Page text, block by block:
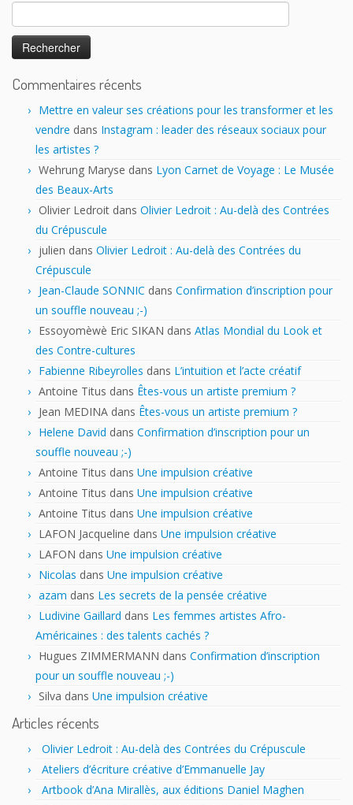
Rechercher :
Commentaires récents
Mettre en valeur ses créations pour les transformer et les
vendre dans Instagram : leader des réseaux sociaux pour
les artistes ?
Wehrung Maryse dans Lyon Carnet de Voyage : Le Musée
des Beaux-Arts
Olivier Ledroit dans Olivier Ledroit : Au-delà des Contrées
du Crépuscule
julien dans Olivier Ledroit : Au-delà des Contrées du
Crépuscule
Jean-Claude SONNIC dans Confirmation d’inscription pour
un souffle nouveau ;-)
Essoyomèwè Eric SIKAN dans Atlas Mondial du Look et
des Contre-cultures
Fabienne Ribeyrolles dans L’intuition et l’acte créatif
Antoine Titus dans Êtes-vous un artiste premium ?
Jean MEDINA dans Êtes-vous un artiste premium ?
Helene David dans Confirmation d’inscription pour un
souffle nouveau ;-)
Antoine Titus dans Une impulsion créative
Antoine Titus dans Une impulsion créative
Antoine Titus dans Une impulsion créative
LAFON Jacqueline dans Une impulsion créative
LAFON dans Une impulsion créative
Nicolas dans Une impulsion créative
azam dans Les secrets de la pensée créative
Ludivine Gaillard dans Les femmes artistes Afro-
Américaines : des talents cachés ?
Hugues ZIMMERMANN dans Confirmation d’inscription
pour un souffle nouveau ;-)
Silva dans Une impulsion créative
Articles récents
Olivier Ledroit : Au-delà des Contrées du Crépuscule
Ateliers d’écriture créative d’Emmanuelle Jay
Artbook d’Ana Mirallès, aux éditions Daniel Maghen